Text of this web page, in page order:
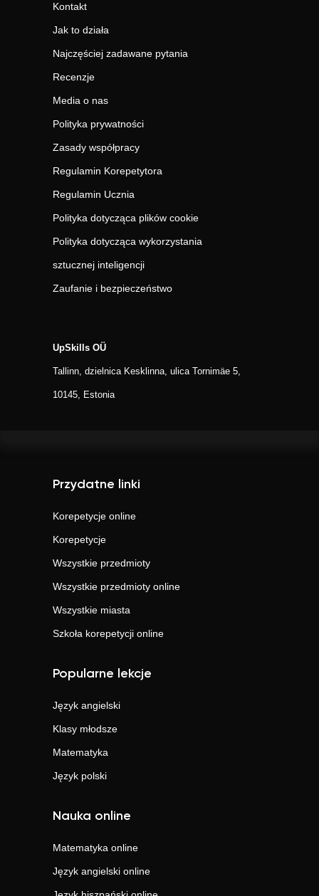
Kontakt
Jak to działa
Najczęściej zadawane pytania
Recenzje
Media o nas
Polityka prywatności
Zasady współpracy
Regulamin Korepetytora
Regulamin Ucznia
Polityka dotycząca plików cookie
Polityka dotycząca wykorzystania
sztucznej inteligencji
Zaufanie i bezpieczeństwo
UpSkills OÜ
Tallinn, dzielnica Kesklinna, ulica Tornimäe 5,
10145, Estonia
Przydatne linki
Korepetycje online
Korepetycje
Wszystkie przedmioty
Wszystkie przedmioty online
Wszystkie miasta
Szkoła korepetycji online
Popularne lekcje
Język angielski
Klasy młodsze
Matematyka
Język polski
Nauka online
Matematyka online
Język angielski online